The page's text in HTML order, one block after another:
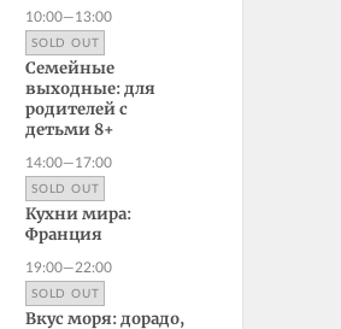
10:00—13:00
SOLD OUT
Семейные
выходные: для
родителей с
детьми 8+
14:00—17:00
SOLD OUT
Кухни мира:
Франция
19:00—22:00
SOLD OUT
Вкус моря: дорадо,